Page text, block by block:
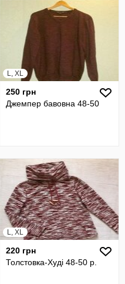
L, XL
250 грн
Джемпер бавовна 48-50
L, XL
220 грн
Толстовка-Худі 48-50 р.